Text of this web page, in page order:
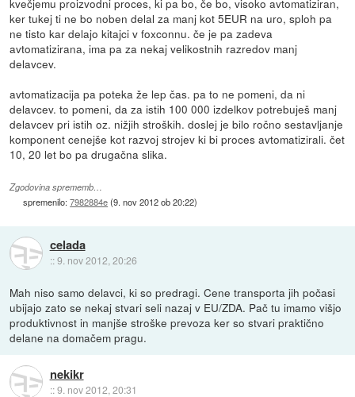
kvečjemu proizvodni proces, ki pa bo, če bo, visoko avtomatiziran,
ker tukej ti ne bo noben delal za manj kot 5EUR na uro, sploh pa
ne tisto kar delajo kitajci v foxconnu. če je pa zadeva
avtomatizirana, ima pa za nekaj velikostnih razredov manj
delavcev.
avtomatizacija pa poteka že lep čas. pa to ne pomeni, da ni
delavcev. to pomeni, da za istih 100 000 izdelkov potrebuješ manj
delavcev pri istih oz. nižjih stroških. doslej je bilo ročno sestavljanje
komponent cenejše kot razvoj strojev ki bi proces avtomatizirali. čet
10, 20 let bo pa drugačna slika.
Zgodovina sprememb…
spremenilo:7982884e(9. nov 2012 ob 20:22)
celada
::9. nov 2012, 20:26
Mah niso samo delavci, ki so predragi. Cene transporta jih počasi
ubijajo zato se nekaj stvari seli nazaj v EU/ZDA. Pač tu imamo višjo
produktivnost in manjše stroške prevoza ker so stvari praktično
delane na domačem pragu.
nekikr
::9. nov 2012, 20:31